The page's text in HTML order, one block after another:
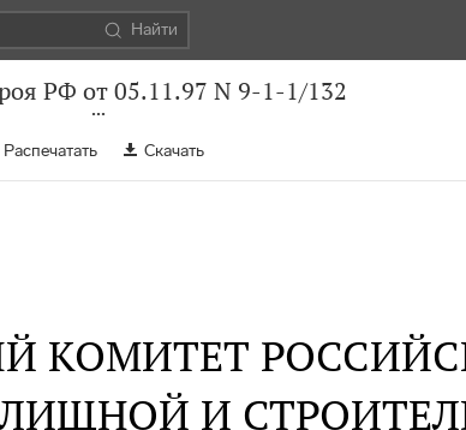
Найти
РФ от 05.11.97 N 9-1-1/132
Распечатать Скачать
КОМИТЕТ
И